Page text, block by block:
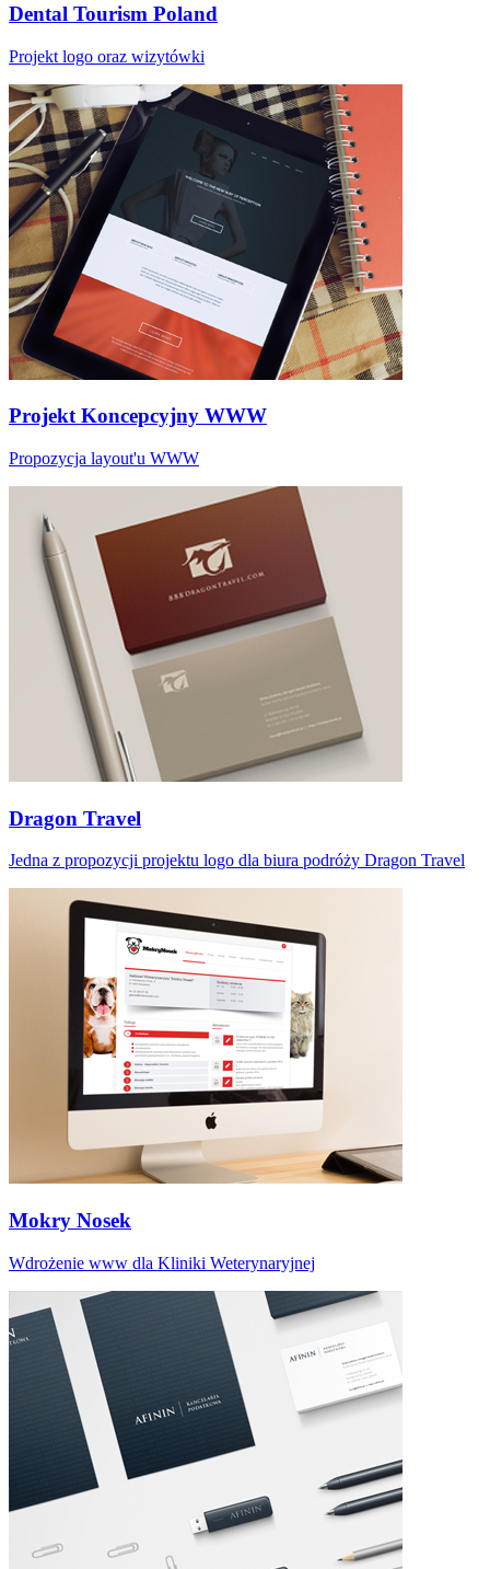
Dental Tourism Poland
Projekt logo oraz wizytówki
Projekt Koncepcyjny WWW
Propozycja layout'u WWW
Dragon Travel
Jedna z propozycji projektu logo dla biura podróży Dragon Travel
Mokry Nosek
Wdrożenie www dla Kliniki Weterynaryjnej